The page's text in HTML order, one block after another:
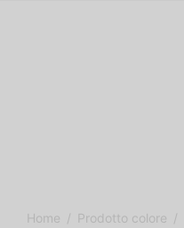
Home / Prodotto colore /